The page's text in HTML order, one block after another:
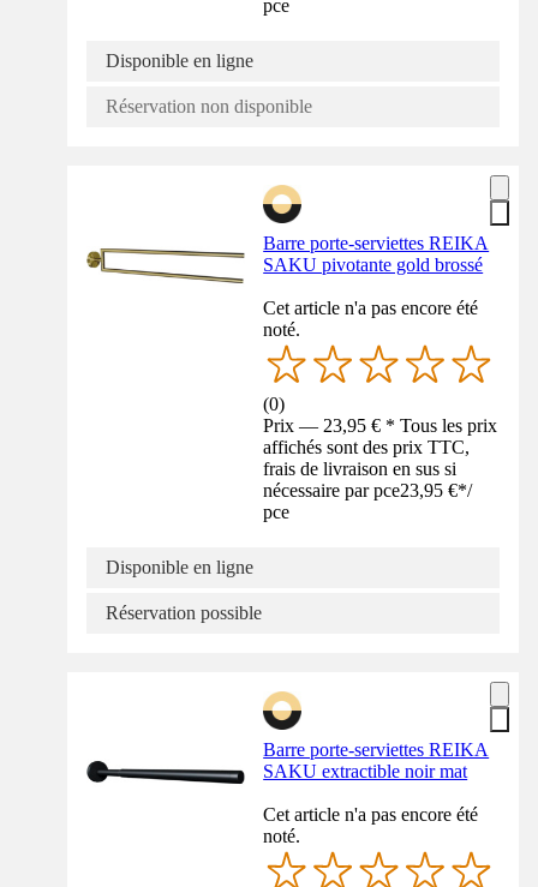
pce
Disponible en ligne
Réservation non disponible
Barre porte-serviettes REIKA
SAKU pivotante gold brossé
Cet article n'a pas encore été
noté.
(0)
Prix — 23,95 € * Tous les prix
affichés sont des prix TTC,
frais de livraison en sus si
nécessaire par pce23,95 €*/
pce
Disponible en ligne
Réservation possible
Barre porte-serviettes REIKA
SAKU extractible noir mat
Cet article n'a pas encore été
noté.